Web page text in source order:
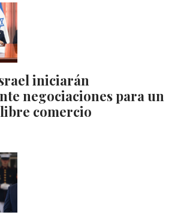
iniciarán
negociaciones para un
comercio